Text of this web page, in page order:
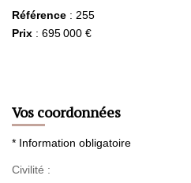
Référence : 255
Prix : 695 000 €
Vos coordonnées
* Information obligatoire
Civilité :